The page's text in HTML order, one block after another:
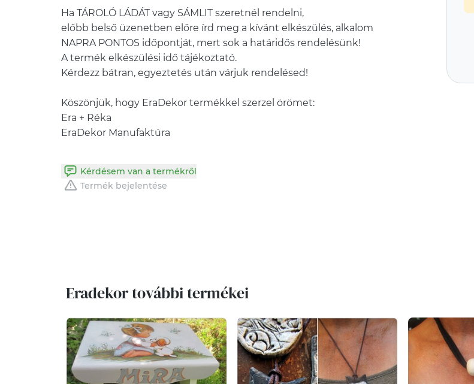
Ha TÁROLÓ LÁDÁT vagy SÁMLIT szeretnél rendelni,
előbb belső üzenetben előre írd meg a kívánt elkészülés, alkalom
NAPRA PONTOS időpontját, mert sok a határidős rendelésünk!
A termék elkészülési idő tájékoztató.
Kérdezz bátran, egyeztetés után várjuk rendelésed!
Köszönjük, hogy EraDekor termékkel szerzel örömet:
Era + Réka
EraDekor Manufaktúra
Kérdésem van a termékről
Termék bejelentése
Eradekor további termékei